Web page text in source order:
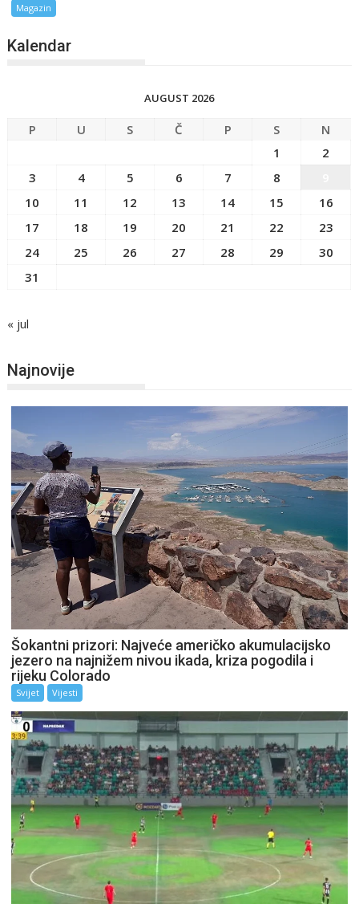
Magazin
Kalendar
AUGUST 2026
P U S Č P S
N
1
2
3
4 5 6 7 8
10
11 12 13 14 15
16
17
18 19 20 21 22
23
24
25 26 27 28 29
30
31
« jul
Najnovije
Šokantni prizori: Najveće američko akumulacijsko
jezero na najnižem nivou ikada, kriza pogodila i
rijeku Colorado
Svijet Vijesti